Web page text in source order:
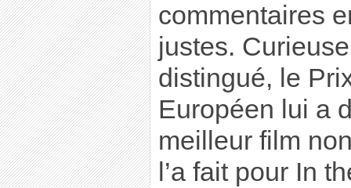
commentaires
justes.
distingué, le
Européen lui a
meilleur film
l’a fait pour In